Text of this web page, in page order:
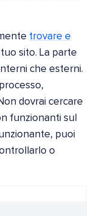
trovare e
sito. La parte
che esterni.
dovrai cercare
funzionanti sul
puoi
o